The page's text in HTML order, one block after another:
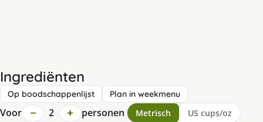
Ingrediënten
Op boodschappenlijst Plan in weekmenu
Voor − 2 + personen Metrisch US cups/oz